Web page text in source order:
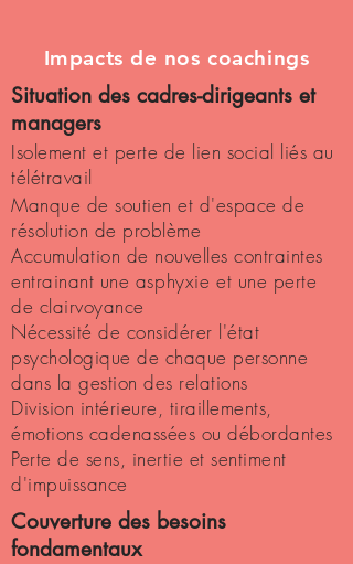
Impacts de nos coachings
Situation des cadres-dirigeants et
managers
Isolement et perte de lien social liés au
télétravail
Manque de soutien et d'espace de
résolution de problème
Accumulation de nouvelles contraintes
entrainant une asphyxie et une perte
de clairvoyance
Nécessité de considérer l'état
psychologique de chaque personne
dans la gestion des relations
Division intérieure, tiraillements,
émotions cadenassées ou débordantes
Perte de sens, inertie et sentiment
d'impuissance
Couverture des besoins
fondamentaux